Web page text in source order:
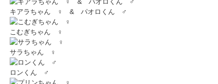
キアラちゃん ♀ & パオロくん ♂
こむぎちゃん ♀
サラちゃん ♀
ロンくん ♂